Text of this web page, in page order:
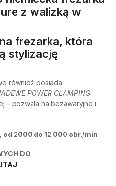
z walizką w
frezarka, która
stylizację
również posiada
POWER CLAMPING
– pozwala na bezawaryjne i
od 2000 do 12 000 obr./min
DO